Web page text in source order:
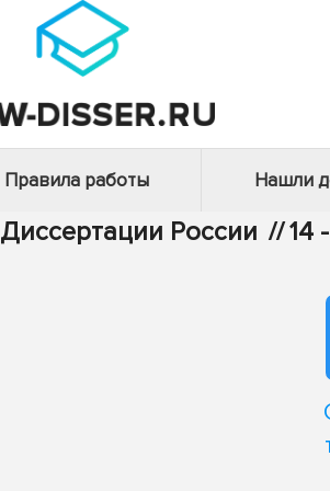
Правила работы Нашли
Диссертации России //14